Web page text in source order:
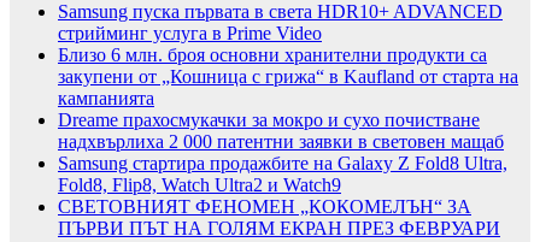
Samsung пуска първата в света HDR10+ ADVANCED
стрийминг услуга в Prime Video
Близо 6 млн. броя основни хранителни продукти са
закупени от „Кошница с грижа“ в Kaufland от старта на
кампанията
Dreame прахосмукачки за мокро и сухо почистване
надхвърлиха 2 000 патентни заявки в световен мащаб
Samsung стартира продажбите на Galaxy Z Fold8 Ultra,
Fold8, Flip8, Watch Ultra2 и Watch9
СВЕТОВНИЯТ ФЕНОМЕН „КОКОМЕЛЪН“ ЗА
ПЪРВИ ПЪТ НА ГОЛЯМ ЕКРАН ПРЕЗ ФЕВРУАРИ